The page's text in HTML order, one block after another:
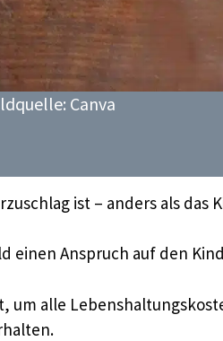
Canva
ist – anders als
Anspruch auf den
um alle